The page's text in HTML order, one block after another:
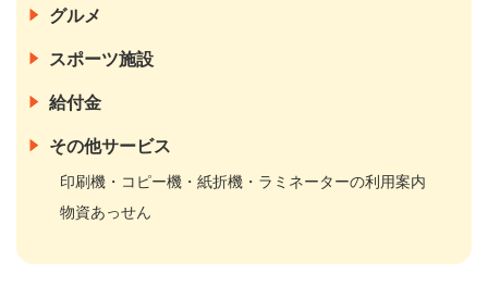
グルメ
スポーツ施設
給付金
その他サービス
印刷機・コピー機・紙折機・ラミネーターの利用案内
物資あっせん